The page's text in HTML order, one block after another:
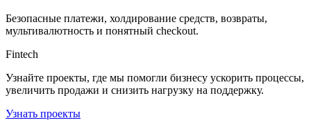
Безопасные платежи, холдирование средств, возвраты,
мультивалютность и понятный checkout.
Fintech
Узнайте проекты, где мы помогли бизнесу ускорить процессы,
увеличить продажи и снизить нагрузку на поддержку.
Узнать проекты